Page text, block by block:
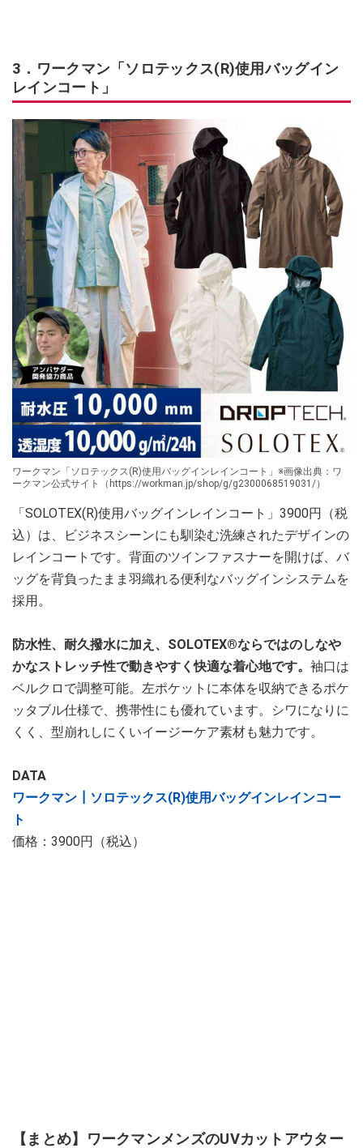
3．ワークマン「ソロテックス(R)使用バッグイン
レインコート」
ワークマン「ソロテックス(R)使用バッグインレインコート」※画像出典：ワ
ークマン公式サイト（https://workman.jp/shop/g/g2300068519031/）
「SOLOTEX(R)使用バッグインレインコート」3900円（税
込）は、ビジネスシーンにも馴染む洗練されたデザインの
レインコートです。背面のツインファスナーを開けば、バ
ッグを背負ったまま羽織れる便利なバッグインシステムを
採用。
防水性、耐久撥水に加え、SOLOTEX®ならではのしなや
かなストレッチ性で動きやすく快適な着心地です。 袖口は
ベルクロで調整可能。左ポケットに本体を収納できるポケ
ッタブル仕様で、携帯性にも優れています。シワになりに
くく、型崩れしにくいイージーケア素材も魅力です。
DATA
ワークマン┃ソロテックス(R)使用バッグインレインコー
ト
価格：3900円（税込）
【まとめ】ワークマンメンズのUVカットアウター